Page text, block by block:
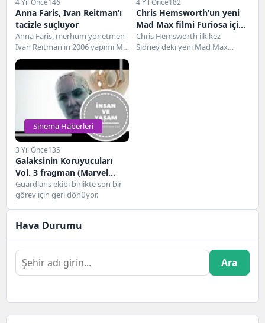
4 Yıl Önce146
Anna Faris, Ivan Reitman’ı
tacizle suçluyor
Anna Faris, merhum yönetmen
Ivan Reitman'ın 2006 yapımı My
Super Ex-Girlfriend filmini
çekerken kendisine uygunsuz...
4 Yıl Önce182
Chris Hemsworth’un yeni
Mad Max filmi Furiosa için
dramatik dönüşümü
Chris Hemsworth ilk kez
Sidney'deki yeni Mad Max
Sinema Haberleri
3 Yıl Önce135
Galaksinin Koruyucuları
Vol. 3 fragman (Marvel
Stüdyoları)
Guardians ekibi birlikte son bir
görev için geri dönüyor.
Hava Durumu
Ara